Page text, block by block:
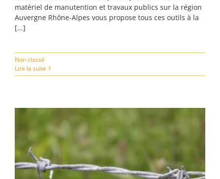
matériel de manutention et travaux publics sur la région
Auvergne Rhône-Alpes vous propose tous ces outils à la
[...]
Non classé
Lire la suite